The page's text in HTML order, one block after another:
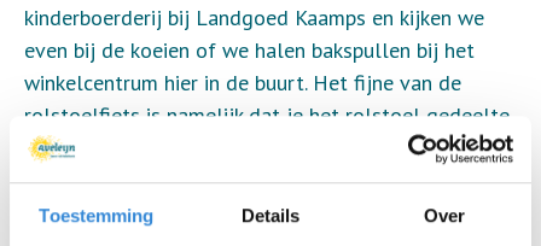
Toestemming Details Over
kinderboerderij bij Landgoed Kaamps en kijken we
even bij de koeien of we halen bakspullen bij het
winkelcentrum hier in de buurt. Het fijne van de
rolstoelfiets is namelijk dat je het rolstoel gedeelte
eenvoudig kan afkoppelen en deze kan inzetten als
duwrolstoel.”